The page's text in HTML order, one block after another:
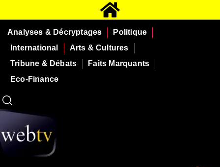
Analyses & Décryptages
Politique
International
Arts & Cultures
Tribune & Débats
Faits Marquants
Eco-Finance